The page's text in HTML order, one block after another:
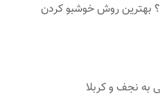
بهترین روش خوشبو کردن
به نجف و کربلا